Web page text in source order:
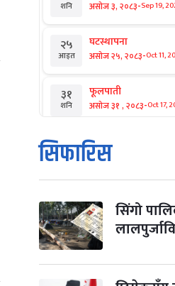
शनि असोज ३, २०८३-Sep 19,
२५
आइत
घटस्थापना
असोज २५, २०८३-Oct 11,
३१
शनि
फूलपाती
असोज ३१ , २०८३-Oct 17,
१
आइत
कार्तिक सङ्क्रान्ति
कार्तिक १, २०८३
मंगल कार्तिक ३, २०८३- Oct 20,
४ विजयादशमी
कार्तिक ४, २०८३
सिफारिस
सिंगो